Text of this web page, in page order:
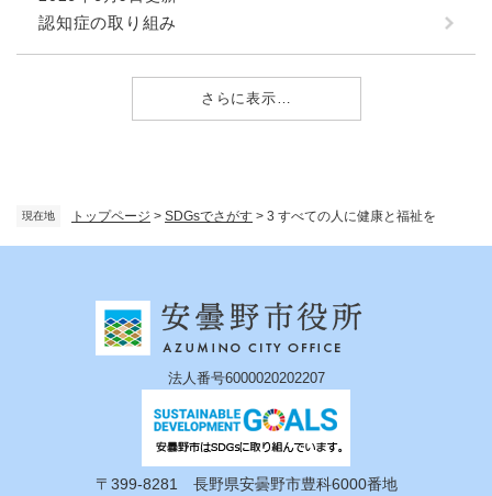
現在地 トップページ > SDGsでさがす > 3 すべての人に健康と福祉を
認知症の取り組み
さらに表示…
法人番号6000020202207
〒399-8281 長野県安曇野市豊科6000番地